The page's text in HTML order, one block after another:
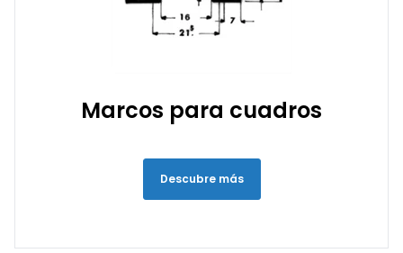
Marcos para cuadros
Descubre más